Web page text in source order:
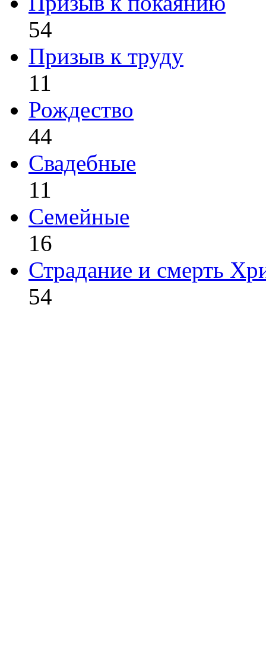
54
Призыв к труду
11
Рождество
44
Свадебные
11
Семейные
16
Страдание и смерть
54